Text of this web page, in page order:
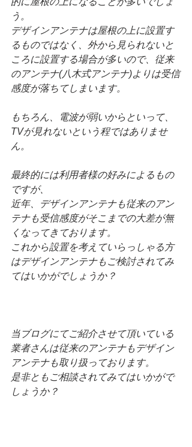
う。
デザインアンテナは屋根の上に設置す
るものではなく、外から見られないと
ころに設置する場合が多いので、従来
のアンテナ(八木式アンテナ)よりは受信
感度が落ちてしまいます。
もちろん、電波が弱いからといって、
TVが見れないという程ではありませ
ん。
最終的には利用者様の好みによるもの
ですが、
近年、デザインアンテナも従来のアン
テナも受信感度がそこまでの大差が無
くなってきております。
これから設置を考えていらっしゃる方
はデザインアンテナもご検討されてみ
てはいかがでしょうか？
当ブログにてご紹介させて頂いている
業者さんは従来のアンテナもデザイン
アンテナも取り扱っております。
是非ともご相談されてみてはいかがで
しょうか？